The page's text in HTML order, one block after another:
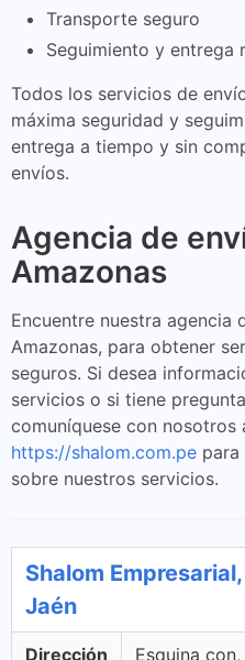
Transporte seguro
Seguimiento y entrega
Todos los servicios de
máxima seguridad y
entrega a tiempo y sin
envíos.
Agencia de
Amazonas
Encuentre nuestra agencia
Amazonas, para obtener
seguros. Si desea
servicios o si tiene
comuníquese con
https://shalom.com.pe
sobre nuestros servicios.
Shalom
Jaén
Dirección Esquina